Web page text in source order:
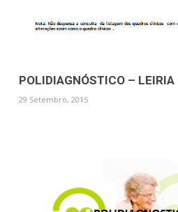
POLIDIAGNÓSTICO – LEIRIA
29 Setembro, 2015